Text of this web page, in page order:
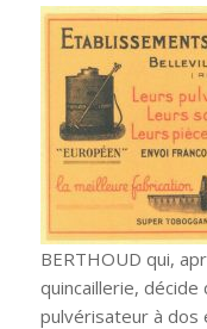
BERTHOUD qui,
quincaillerie, décide
pulvérisateur à dos